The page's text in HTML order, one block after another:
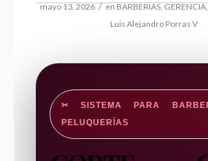
mayo 13, 2026 / enBARBERIAS,GERENCIA
Luis Alejandro Porras V
✂ SISTEMA PARA
PELUQUERÍAS